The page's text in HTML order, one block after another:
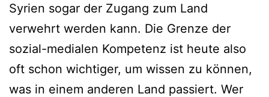
Syrien sogar der Zugang zum Land
verwehrt werden kann. Die Grenze der
sozial-medialen Kompetenz ist heute also
oft schon wichtiger, um wissen zu können,
was in einem anderen Land passiert. Wer